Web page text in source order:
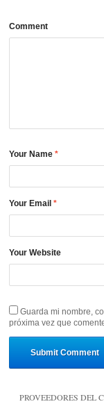
Comment
Your Name*
Your Email*
Your Website
Guarda mi nombre,
próxima vez que
PROVEEDORES DEL